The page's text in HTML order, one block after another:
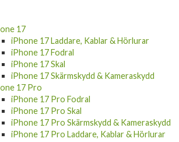
17
iPhone 17 Laddare, Kablar & Hörlurar
iPhone 17 Fodral
iPhone 17 Skal
iPhone 17 Skärmskydd & Kameraskydd
17 Pro
iPhone 17 Pro Fodral
iPhone 17 Pro Skal
iPhone 17 Pro Skärmskydd & Kameraskydd
iPhone 17 Pro Laddare, Kablar & Hörlurar